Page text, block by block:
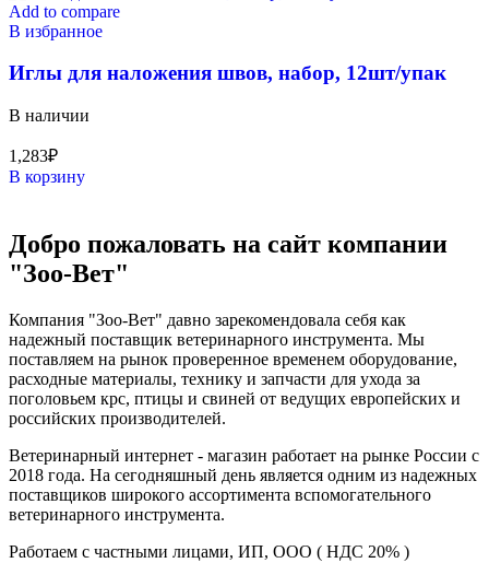
Add to compare
В избранное
Иглы для наложения швов, набор, 12шт/упак
В наличии
1,283₽
В корзину
Добро пожаловать на сайт компании
"Зоо-Вет"
Компания "Зоо-Вет" давно зарекомендовала себя как
надежный поставщик ветеринарного инструмента. Мы
поставляем на рынок проверенное временем оборудование,
расходные материалы, технику и запчасти для ухода за
поголовьем крс, птицы и свиней от ведущих европейских и
российских производителей.
Ветеринарный интернет - магазин работает на рынке России с
2018 года. На сегодняшный день является одним из надежных
поставщиков широкого ассортимента вспомогательного
ветеринарного инструмента.
Работаем с частными лицами, ИП, ООО ( НДС 20% )